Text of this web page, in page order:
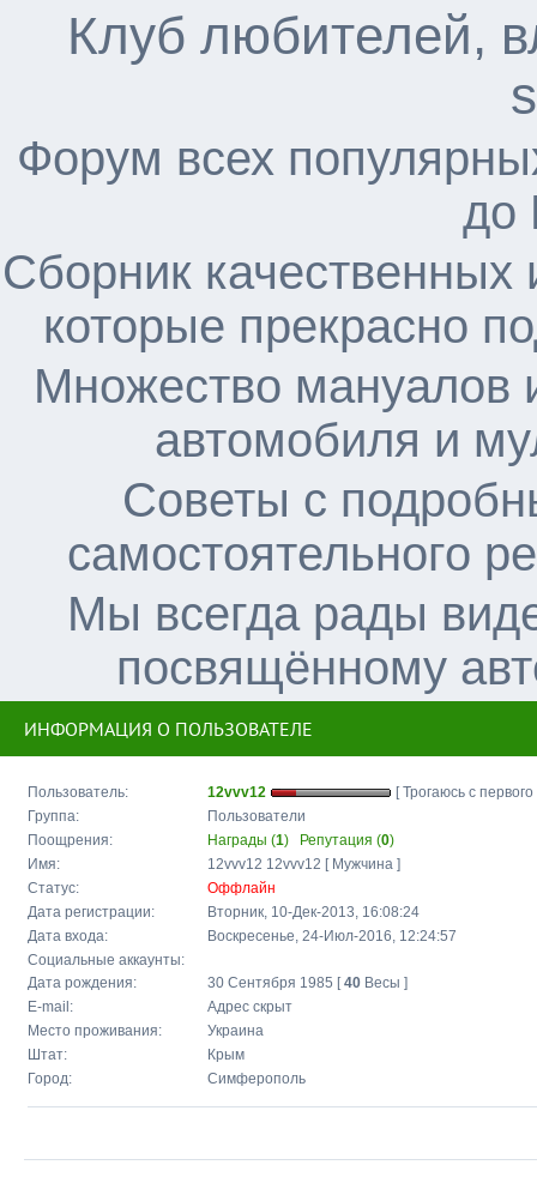
Клуб любителей,
Форум всех
до
Сборник
которые прекрасно
Множество мануалов
автомобиля и
Советы с
самостоятельного
Мы всегда рады
посвящённому
ИНФОРМАЦИЯ О ПОЛЬЗОВАТЕЛЕ
Пользователь: 12vvv12
[ Трогаюсь с
Группа:
Пользователи
Поощрения:
Награды (1) Репутация (0)
Имя:
12vvv12 12vvv12 [ Мужчина ]
Статус:
Оффлайн
Дата регистрации:
Вторник, 10-Дек-2013, 16:08:24
Дата входа:
Воскресенье, 24-Июл-2016, 12:24:57
Социальные аккаунты:
Дата рождения:
30 Сентября 1985 [40 Весы ]
E-mail:
Адрес скрыт
Место проживания:
Украина
Штат:
Крым
Город:
Симферополь